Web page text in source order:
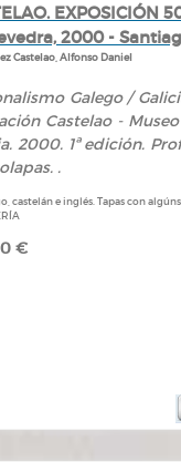
EXPOSICIÓN
2000 -
Castelao, Alfonso Daniel
Galego /
Castelao -
2000. 1ª edición.
.
castelán e inglés. Tapas con
€